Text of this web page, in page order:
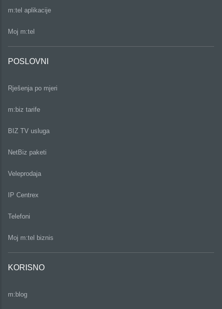
m:tel aplikacije
Moj m:tel
POSLOVNI
Rješenja po mjeri
m:biz tarife
BIZ TV usluga
NetBiz paketi
Veleprodaja
IP Centrex
Telefoni
Moj m:tel biznis
KORISNO
m:blog